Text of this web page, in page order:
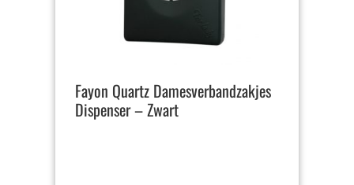
Fayon Quartz Damesverbandzakjes
Dispenser – Zwart